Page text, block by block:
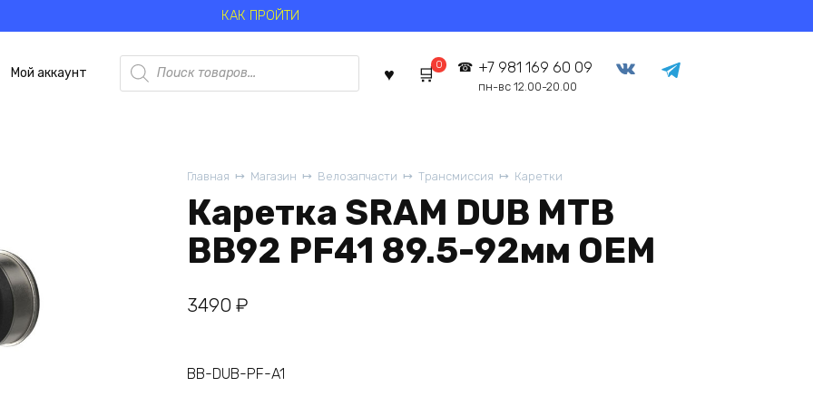
КАК ПРОЙТИ
Мой аккаунт
Поиск
товаров
0 +7 981 169 60 09
пн-вс 12.00-20.00
Главная
Магазин Велозапчасти Трансмиссия Каретки
Каретка SRAM DUB MTB
BB92 PF41 89.5-92мм OEM
3490 ₽
BB-DUB-PF-A1